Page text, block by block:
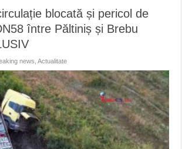
blocată și pericol de
între Păltiniș și Brebu
news ,Actualitate